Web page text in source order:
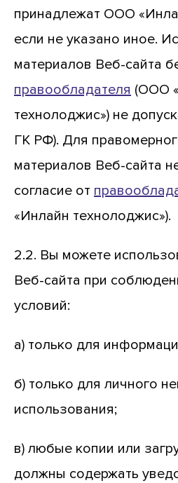
принадлежат ООО
если не указано иное.
материалов Веб-сайта
правообладателя (ООО
технолоджис») не
ГК РФ). Для
материалов Веб-сайта
согласие от
«Инлайн технолоджис»).
2.2. Вы можете
Веб-сайта при
условий:
а) только для
б) только для личного
использования;
в) любые копии или
должны содержать